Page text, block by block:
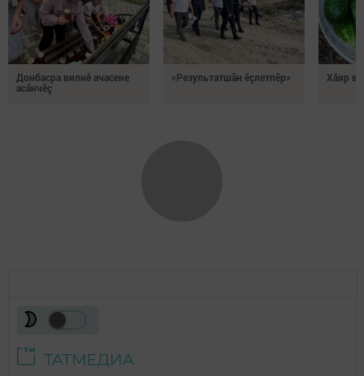
Донбасра вилнӗ ачасене
асӑнчӗҫ
«Результатшӑн ӗҫлетпӗр» Хăяр